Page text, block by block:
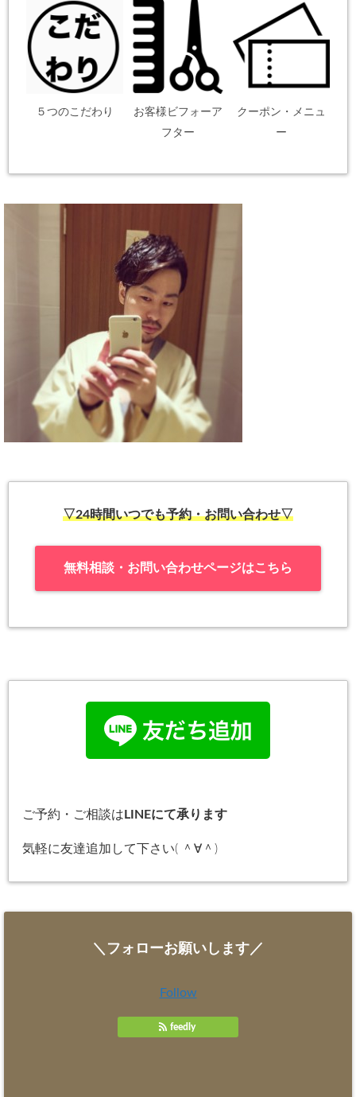
５つのこだわり
お客様ビフォーア
フター
クーポン・メニュ
ー
▽24時間いつでも予約・お問い合わせ▽
無料相談・お問い合わせページはこちら
ご予約・ご相談は LINEにて承ります
気軽に友達追加して下さい( ＾∀＾)
＼フォローお願いします／
Follow
feedly